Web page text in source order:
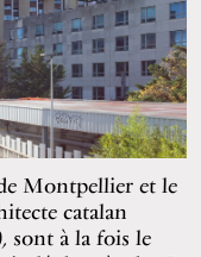
Montpellier et le
catalan
sont à la fois le